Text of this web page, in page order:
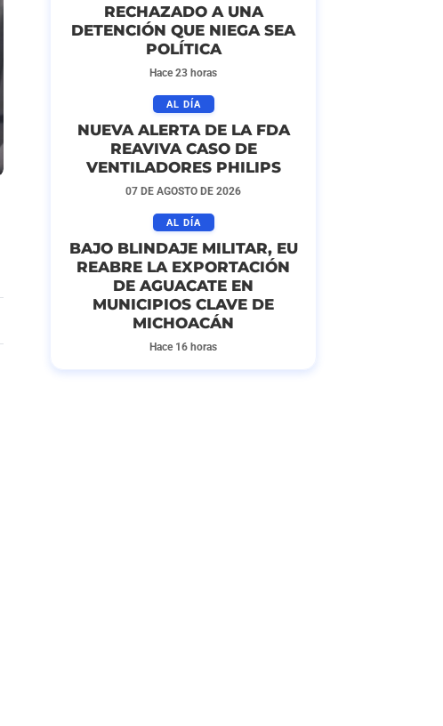
RECHAZADO A UNA
DETENCIÓN QUE NIEGA SEA
POLÍTICA
Hace 23 horas
AL DÍA
NUEVA ALERTA DE LA FDA
REAVIVA CASO DE
VENTILADORES PHILIPS
07 DE AGOSTO DE 2026
AL DÍA
BAJO BLINDAJE MILITAR, EU
REABRE LA EXPORTACIÓN
DE AGUACATE EN
MUNICIPIOS CLAVE DE
MICHOACÁN
Hace 16 horas